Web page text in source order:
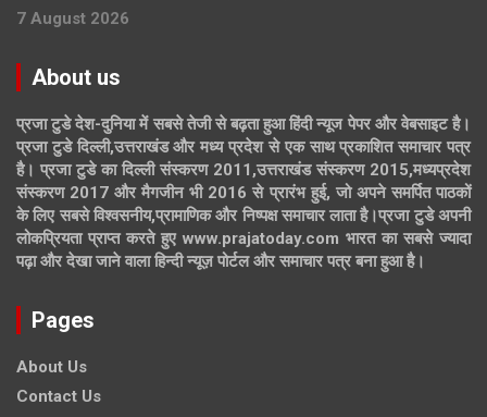
7 August 2026
About us
प्रजा टुडे देश-दुनिया में सबसे तेजी से बढ़ता हुआ हिंदी न्यूज पेपर और वेबसाइट है।
प्रजा टुडे दिल्ली,उत्तराखंड और मध्य प्रदेश से एक साथ प्रकाशित समाचार पत्र
है। प्रजा टुडे का दिल्ली संस्करण 2011,उत्तराखंड संस्करण 2015,मध्यप्रदेश
संस्करण 2017 और मैगजीन भी 2016 से प्रारंभ हुई, जो अपने समर्पित पाठकों
के लिए सबसे विश्वसनीय,प्रामाणिक और निष्पक्ष समाचार लाता है।प्रजा टुडे अपनी
लोकप्रियता प्राप्त करते हुए www.prajatoday.com भारत का सबसे ज्यादा
पढ़ा और देखा जाने वाला हिन्दी न्यूज़ पोर्टल और समाचार पत्र बना हुआ है।
Pages
About Us
Contact Us